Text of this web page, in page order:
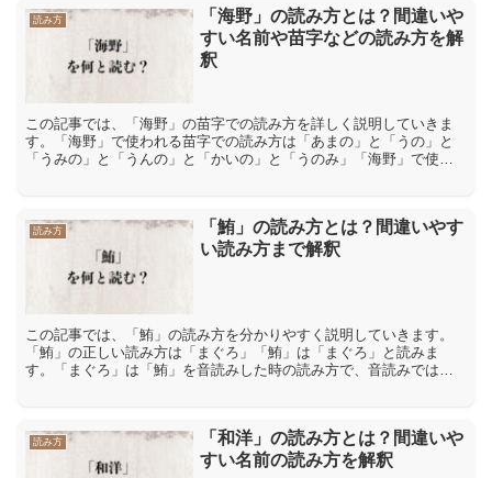
読み方
「海野」の読み方とは？間違いや
すい名前や苗字などの読み方を解
釈
この記事では、「海野」の苗字での読み方を詳しく説明していきま
す。「海野」で使われる苗字での読み方は「あまの」と「うの」と
「うみの」と「うんの」と「かいの」と「うのみ」「海野」で使わ
読み方
「鮪」の読み方とは？間違いやす
い読み方まで解釈
この記事では、「鮪」の読み方を分かりやすく説明していきます。
「鮪」の正しい読み方は「まぐろ」「鮪」は「まぐろ」と読みま
す。「まぐろ」は「鮪」を音読みした時の読み方で、音読みでは
読み方
「和洋」の読み方とは？間違いや
すい名前の読み方を解釈